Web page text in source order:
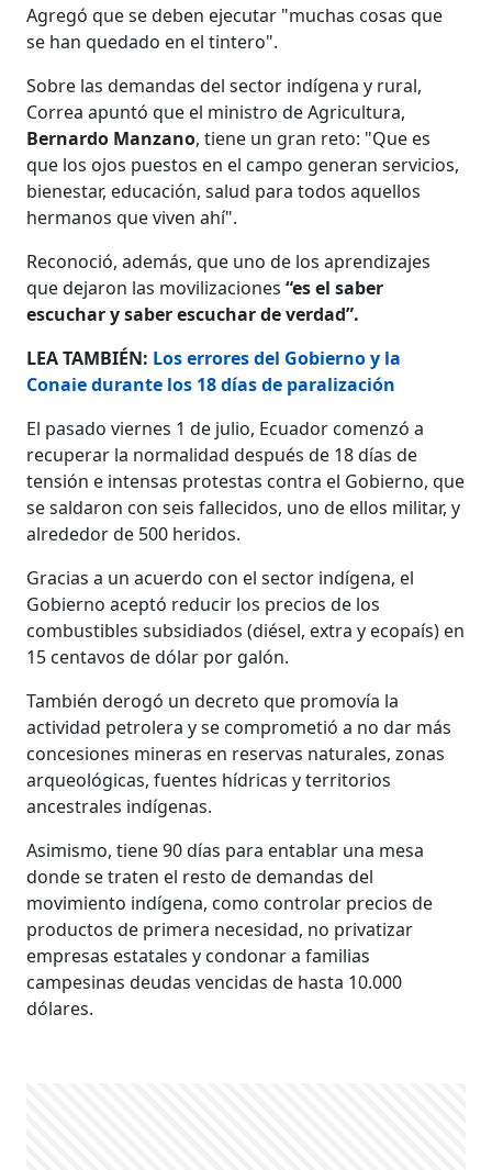
Agregó que se deben ejecutar "muchas cosas que
se han quedado en el tintero".
Sobre las demandas del sector indígena y rural,
Correa apuntó que el ministro de Agricultura,
Bernardo Manzano, tiene un gran reto: "Que es
que los ojos puestos en el campo generan servicios,
bienestar, educación, salud para todos aquellos
hermanos que viven ahí".
Reconoció, además, que uno de los aprendizajes
que dejaron las movilizaciones“es el saber
escuchar y saber escuchar de verdad”.
LEA TAMBIÉN: Los errores del Gobierno y la
Conaie durante los 18 días de paralización
El pasado viernes 1 de julio, Ecuador comenzó a
recuperar la normalidad después de 18 días de
tensión e intensas protestas contra el Gobierno, que
se saldaron con seis fallecidos, uno de ellos militar, y
alrededor de 500 heridos.
Gracias a un acuerdo con el sector indígena, el
Gobierno aceptó reducir los precios de los
combustibles subsidiados (diésel, extra y ecopaís) en
15 centavos de dólar por galón.
También derogó un decreto que promovía la
actividad petrolera y se comprometió a no dar más
concesiones mineras en reservas naturales, zonas
arqueológicas, fuentes hídricas y territorios
ancestrales indígenas.
Asimismo, tiene 90 días para entablar una mesa
donde se traten el resto de demandas del
movimiento indígena, como controlar precios de
productos de primera necesidad, no privatizar
empresas estatales y condonar a familias
campesinas deudas vencidas de hasta 10.000
dólares.